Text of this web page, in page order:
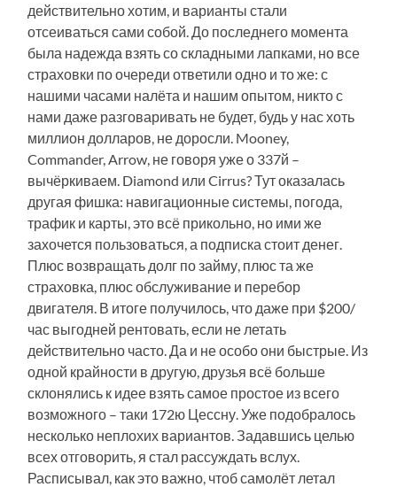
действительно хотим, и варианты стали
отсеиваться сами собой. До последнего момента
была надежда взять со складными лапками, но все
страховки по очереди ответили одно и то же: с
нашими часами налёта и нашим опытом, никто с
нами даже разговаривать не будет, будь у нас хоть
миллион долларов, не доросли. Mooney,
Commander, Arrow, не говоря уже о 337й –
вычёркиваем. Diamond или Cirrus? Тут оказалась
другая фишка: навигационные системы, погода,
трафик и карты, это всё прикольно, но ими же
захочется пользоваться, а подписка стоит денег.
Плюс возвращать долг по займу, плюс та же
страховка, плюс обслуживание и перебор
двигателя. В итоге получилось, что даже при $200/
час выгодней рентовать, если не летать
действительно часто. Да и не особо они быстрые. Из
одной крайности в другую, друзья всё больше
склонялись к идее взять самое простое из всего
возможного – таки 172ю Цессну. Уже подобралось
несколько неплохих вариантов. Задавшись целью
всех отговорить, я стал рассуждать вслух.
Расписывал, как это важно, чтоб самолёт летал